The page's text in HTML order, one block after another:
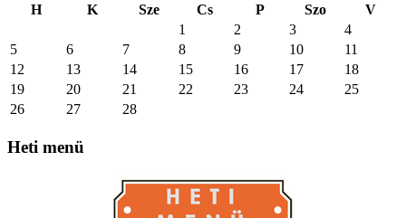
H
K Sze Cs P Szo
V
1
2 3
4
5
6 7 8 9 10
11
12
13 14 15 16 17
18
19
20 21 22 23 24
25
26
27 28
Heti menü